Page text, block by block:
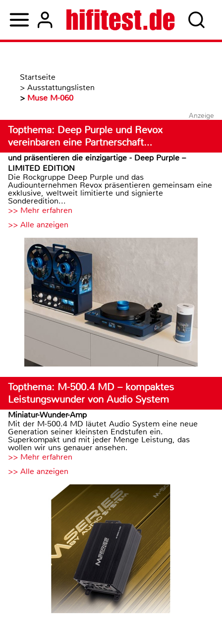
Startseite
> Ausstattungslisten
> Muse M-060
Anzeige
Topthema: Deep Purple und Revox
vereinbaren eine Partnerschaft…
und präsentieren die einzigartige - Deep Purple –
LIMITED EDITION
Die Rockgruppe Deep Purple und das
Audiounternehmen Revox präsentieren gemeinsam eine
exklusive, weltweit limitierte und signierte
Sonderedition...
>> Mehr erfahren
>> Alle anzeigen
Topthema: M-500.4 MD – kompaktes
Leistungswunder von Audio System
Miniatur-Wunder-Amp
Mit der M-500.4 MD läutet Audio System eine neue
Generation seiner kleinsten Endstufen ein.
Superkompakt und mit jeder Menge Leistung, das
wollen wir uns genauer ansehen.
>> Mehr erfahren
>> Alle anzeigen